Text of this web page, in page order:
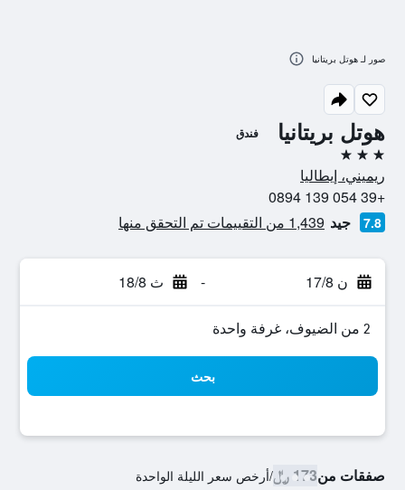
هوتل بريتانيا فندق
3 نجوم
ريميني، إيطاليا
+39 054 139 0894
7.8 جيد 1,439 من التقييمات تم التحقق منها
ن 17/8 - ث 18/8
2 من الضيوف، غرفة واحدة
بحث
صفقات من173 ﷼ /أرخص سعر الليلة الواحدة
صور لـ هوتل بريتانيا